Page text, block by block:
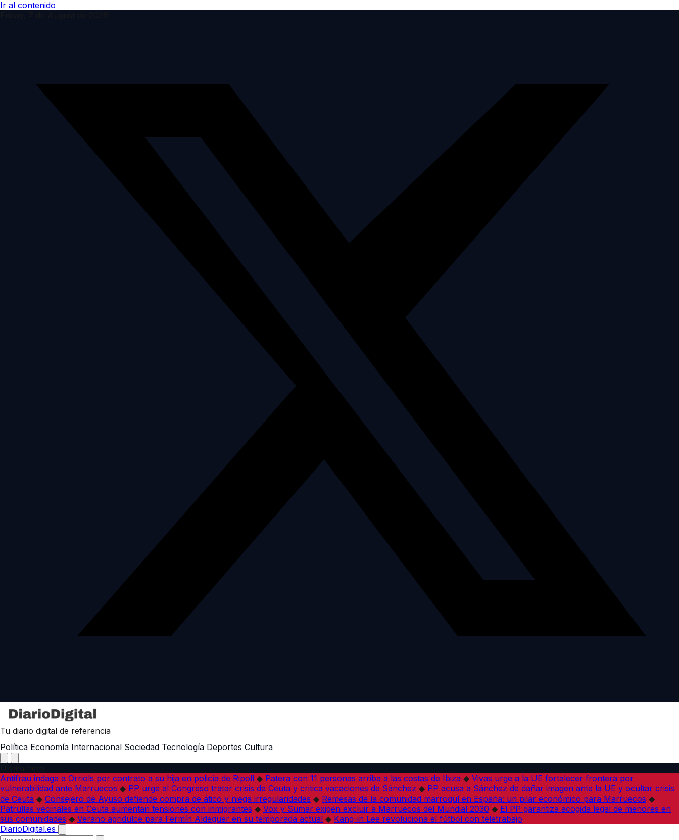
Ir al contenido
Tu diario digital de referencia
Política Economía Internacional Sociedad Tecnología Deportes Cultura
Antifrau indaga a Orriols por contrato a su hija en policía de Ripoll ◆ Patera con 11 personas arriba a las costas de Ibiza ◆ Vivas urge a la UE fortalecer frontera por
vulnerabilidad ante Marruecos ◆ PP urge al Congreso tratar crisis de Ceuta y critica vacaciones de Sánchez ◆ PP acusa a Sánchez de dañar imagen ante la UE y ocultar crisis
de Ceuta ◆ Consejero de Ayuso defiende compra de ático y niega irregularidades ◆ Remesas de la comunidad marroquí en España: un pilar económico para Marruecos ◆
Patrullas vecinales en Ceuta aumentan tensiones con inmigrantes ◆ Vox y Sumar exigen excluir a Marruecos del Mundial 2030 ◆ El PP garantiza acogida legal de menores en
sus comunidades ◆ Verano agridulce para Fermín Aldeguer en su temporada actual ◆ Kang-in Lee revoluciona el fútbol con teletrabajo
DiarioDigital.es